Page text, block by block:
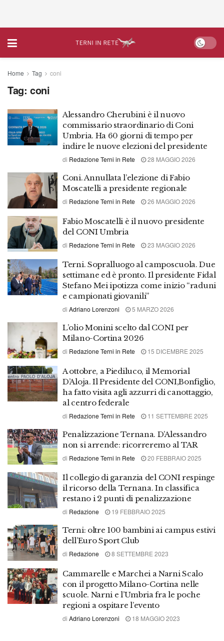
Home Tag coni
Tag: coni
Alessandro Cherubini è il nuovo
commissario straordinario di Coni
Umbria. Ha 60 giorni di tempo per
indire le nuove elezioni del presidente
di Redazione Terni in Rete 28 MAGGIO 2026
Coni. Annullata l’elezione di Fabio
Moscatelli a presidente regionale
di Redazione Terni in Rete 26 MAGGIO 2026
Fabio Moscatelli è il nuovo presidente
del CONI Umbria
di Redazione Terni in Rete 23 MAGGIO 2026
Terni. Sopralluogo al camposcuola. Due
settimane ed è pronto. Il presidente Fidal
Stefano Mei ipotizza come inizio “raduni
e campionati giovanili”
di Adriano Lorenzoni 5 MARZO 2026
L’olio Monini scelto dal CONI per
Milano-Cortina 2026
di Redazione Terni in Rete 15 DICEMBRE 2025
A ottobre, a Piediluco, il Memorial
D’Aloja. Il Presidente del CONI,Bonfiglio,
ha fatto visita agli azzurri di canottaggio,
al centro federale
di Redazione Terni in Rete 11 SETTEMBRE 2025
Penalizzazione Ternana. D’Alessandro
non si arrende: ricorreremo al TAR
di Redazione Terni in Rete 20 FEBBRAIO 2025
Il collegio di garanzia del CONI respinge
il ricorso della Ternana. In classifica
restano i 2 punti di penalizzazione
di Redazione 19 FEBBRAIO 2025
Terni: oltre 100 bambini ai campus estivi
dell’Euro Sport Club
di Redazione 8 SETTEMBRE 2023
Cammarelle e Marchei a Narni Scalo
con il progetto Milano-Cortina nelle
scuole. Narni e l’Umbria fra le poche
regioni a ospitare l’evento
di Adriano Lorenzoni 18 MAGGIO 2023